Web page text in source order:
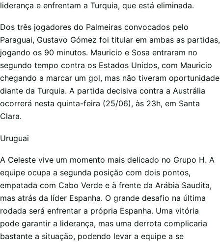
liderança e enfrentam a Turquia, que está eliminada.
Dos três jogadores do Palmeiras convocados pelo
Paraguai, Gustavo Gómez foi titular em ambas as partidas,
jogando os 90 minutos. Mauricio e Sosa entraram no
segundo tempo contra os Estados Unidos, com Mauricio
chegando a marcar um gol, mas não tiveram oportunidade
diante da Turquia. A partida decisiva contra a Austrália
ocorrerá nesta quinta-feira (25/06), às 23h, em Santa
Clara.
Uruguai
A Celeste vive um momento mais delicado no Grupo H. A
equipe ocupa a segunda posição com dois pontos,
empatada com Cabo Verde e à frente da Arábia Saudita,
mas atrás da líder Espanha. O grande desafio na última
rodada será enfrentar a própria Espanha. Uma vitória
pode garantir a liderança, mas uma derrota complicaria
bastante a situação, podendo levar a equipe a se